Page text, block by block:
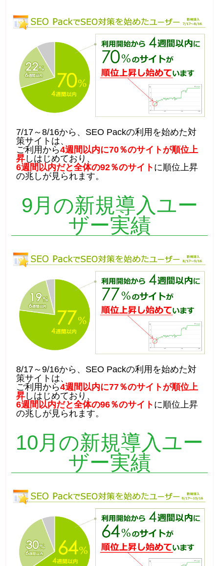
7/17～8/16から、SEO Packの利用を始めた対
策サイトは、
ご利用から4週間以内に70％のサイトが順位上
昇 しはじめており、
6週間以内だと全体の92％のサイト に順位上昇
の兆しが見られます。
9月の新規導入ユー
ザー実績
8/17～9/16から、SEO Packの利用を始めた対
策サイトは、
ご利用から4週間以内に77％のサイトが順位上
昇 しはじめており、
6週間以内だと全体の96％のサイト に順位上昇
の兆しが見られます。
10月の新規導入ユー
ザー実績